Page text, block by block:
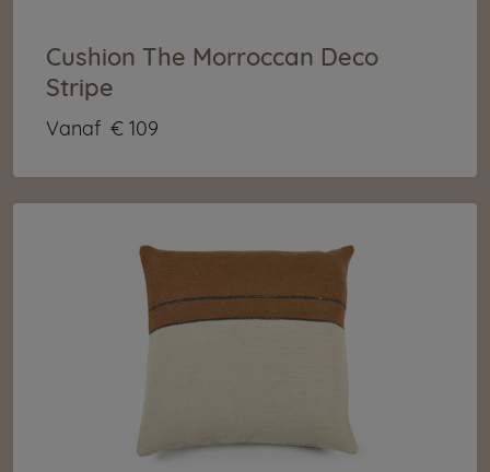
Cushion The Morroccan Deco
Stripe
Vanaf € 109